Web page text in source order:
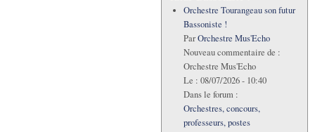
Orchestre Tourangeau son futur
Bassoniste !
ParOrchestre Mus'Echo
Nouveau commentaire de :
Orchestre Mus'Echo
Le : 08/07/2026 - 10:40
Dans le forum :
Orchestres, concours,
professeurs, postes